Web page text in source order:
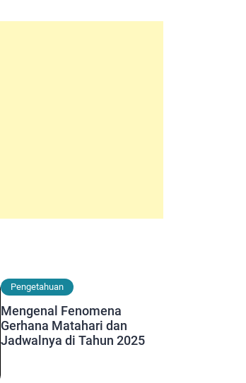
Pengetahuan
Mengenal Fenomena
Gerhana Matahari dan
Jadwalnya di Tahun 2025